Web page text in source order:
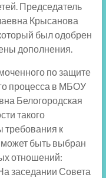
Председатель
Крысанова
был одобрен
дополнения.
по защите
процесса в МБОУ
Белогородская
такого
требования к
может быть выбран
отношений:
заседании Совета